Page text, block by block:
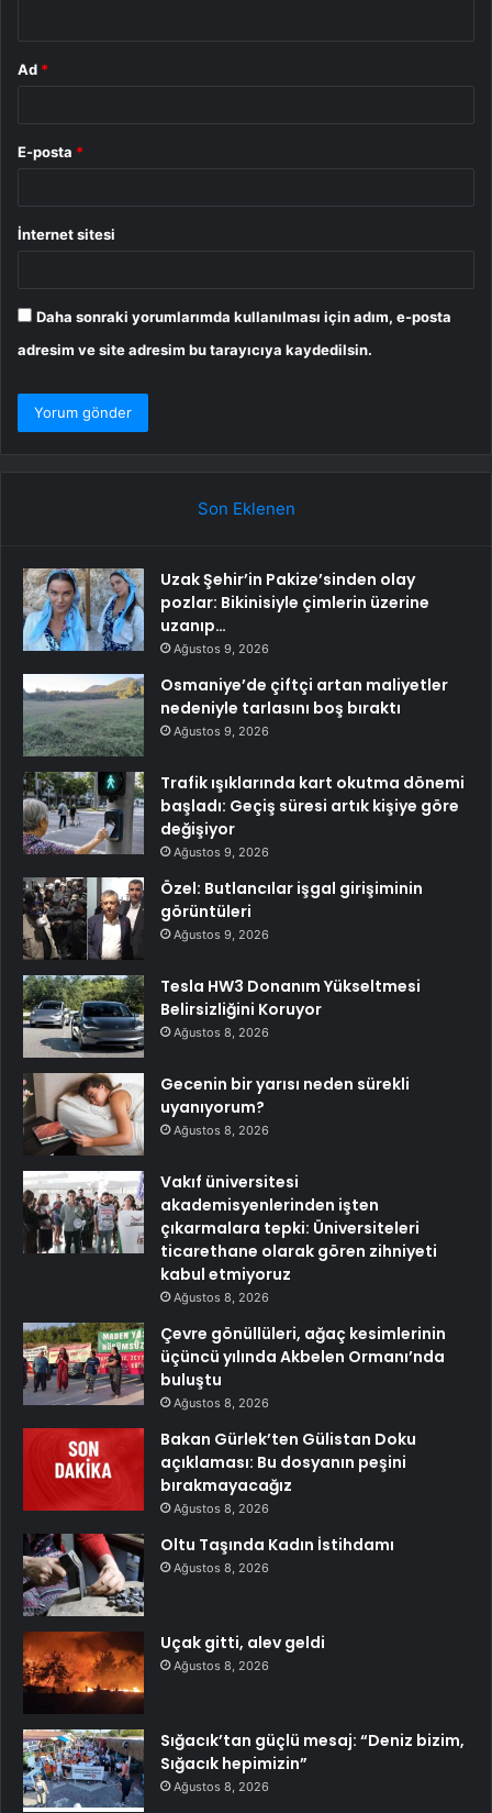
Ad *
E-posta *
İnternet sitesi
Daha sonraki yorumlarımda kullanılması için adım, e-posta
adresim ve site adresim bu tarayıcıya kaydedilsin.
Son Eklenen
Uzak Şehir’in Pakize’sinden olay
pozlar: Bikinisiyle çimlerin üzerine
uzanıp…
Ağustos 9, 2026
Osmaniye’de çiftçi artan maliyetler
nedeniyle tarlasını boş bıraktı
Ağustos 9, 2026
Trafik ışıklarında kart okutma dönemi
başladı: Geçiş süresi artık kişiye göre
değişiyor
Ağustos 9, 2026
Özel: Butlancılar işgal girişiminin
görüntüleri
Ağustos 9, 2026
Tesla HW3 Donanım Yükseltmesi
Belirsizliğini Koruyor
Ağustos 8, 2026
Gecenin bir yarısı neden sürekli
uyanıyorum?
Ağustos 8, 2026
Vakıf üniversitesi
akademisyenlerinden işten
çıkarmalara tepki: Üniversiteleri
ticarethane olarak gören zihniyeti
kabul etmiyoruz
Ağustos 8, 2026
Çevre gönüllüleri, ağaç kesimlerinin
üçüncü yılında Akbelen Ormanı’nda
buluştu
Ağustos 8, 2026
Bakan Gürlek’ten Gülistan Doku
açıklaması: Bu dosyanın peşini
bırakmayacağız
Ağustos 8, 2026
Oltu Taşında Kadın İstihdamı
Ağustos 8, 2026
Uçak gitti, alev geldi
Ağustos 8, 2026
Sığacık’tan güçlü mesaj: “Deniz bizim,
Sığacık hepimizin”
Ağustos 8, 2026